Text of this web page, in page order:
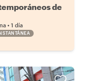
de
• 1 día